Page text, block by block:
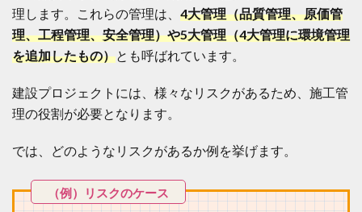
工
管
理
の
事
作
業
工
の
理します。これらの管理は、 4大管理（品質管理、原価管
理、工程管理、安全管理）や5大管理（4大管理に環境管理
を追加したもの）とも呼ばれています。
建設プロジェクトには、様々なリスクがあるため、施工管
理の役割が必要となります。
では、どのようなリスクがあるか例を挙げます。